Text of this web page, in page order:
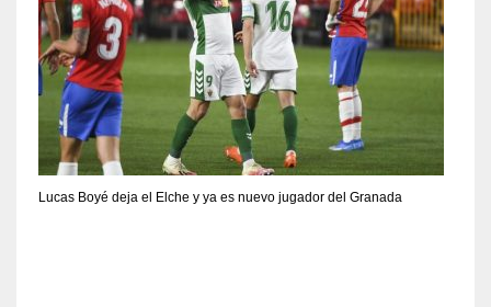
Lucas Boyé deja el Elche y ya es nuevo jugador del Granada